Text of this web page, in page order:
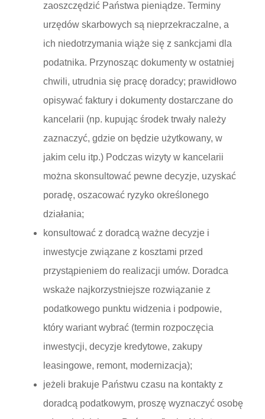
zaoszczędzić Państwa pieniądze. Terminy
urzędów skarbowych są nieprzekraczalne, a
ich niedotrzymania wiąże się z sankcjami dla
podatnika. Przynosząc dokumenty w ostatniej
chwili, utrudnia się pracę doradcy; prawidłowo
opisywać faktury i dokumenty dostarczane do
kancelarii (np. kupując środek trwały należy
zaznaczyć, gdzie on będzie użytkowany, w
jakim celu itp.) Podczas wizyty w kancelarii
można skonsultować pewne decyzje, uzyskać
poradę, oszacować ryzyko określonego
działania;
konsultować z doradcą ważne decyzje i
inwestycje związane z kosztami przed
przystąpieniem do realizacji umów. Doradca
wskaże najkorzystniejsze rozwiązanie z
podatkowego punktu widzenia i podpowie,
który wariant wybrać (termin rozpoczęcia
inwestycji, decyzje kredytowe, zakupy
leasingowe, remont, modernizacja);
jeżeli brakuje Państwu czasu na kontakty z
doradcą podatkowym, proszę wyznaczyć osobę